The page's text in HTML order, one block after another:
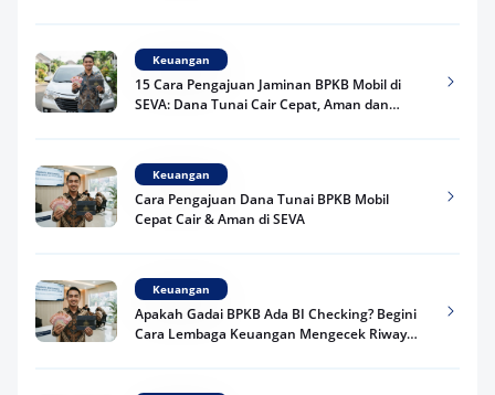
Keuangan
15 Cara Pengajuan Jaminan BPKB Mobil di
SEVA: Dana Tunai Cair Cepat, Aman dan
Keuangan
Cara Pengajuan Dana Tunai BPKB Mobil
Cepat Cair & Aman di SEVA
Keuangan
Apakah Gadai BPKB Ada BI Checking? Begini
Cara Lembaga Keuangan Mengecek Riwayat